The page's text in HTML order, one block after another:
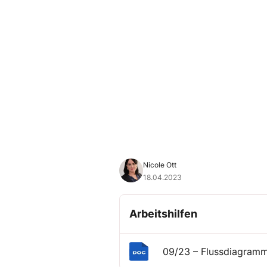
Nicole Ott
18.04.2023
Arbeitshilfen
09/23 –